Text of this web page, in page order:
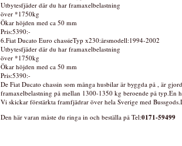
Utbytesfjäder där du har framaxelbelastning
över *1750kg
Ökar höjden med ca 50 mm
Pris:5390:-
6.Fiat Ducato Euro chassieTyp x230:årsmodell:1994-2002
Utbytesfjäder där du har framaxelbelastning
över *1750kg
Ökar höjden med ca 50 mm
Pris:5390:-
De Fiat Ducato chassin som många husbilar är byggda på , är
framaxelbelastning på mellan 1300-1350 kg beroende på
Vi skickar förstärkta framfjädrar över hela Sverige med
Den här varan måste du ringa in och beställa på Tel:0171-59499